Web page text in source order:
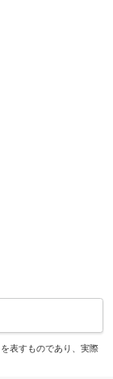
表すものであり、実際